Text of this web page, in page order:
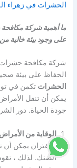
الحشرات في زهراء
ما أهمية شركة
على وجود بيئة خالية
شركة مكافحة حشرات
الحفاظ على بيئة
الحشرات تكمن في
يمكن أن تنقل
جودة الحياة. دور
الوقاية من
والفئران يمكن أن
الضنك. لذلك ،